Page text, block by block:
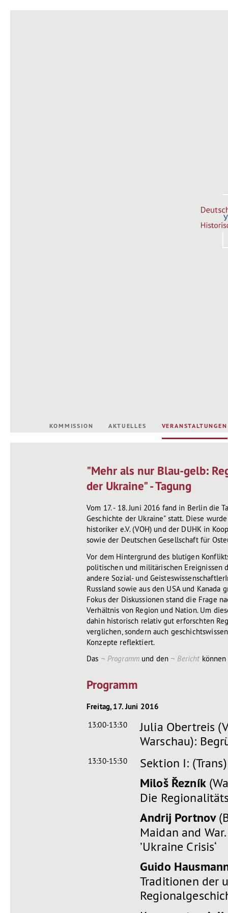
KOMMISSION AKTUELLES VERANSTALTUNGEN
"Mehr als nur Blau-gelb:
der Ukraine" - Tagung
Vom 17. - 18. Juni 2016 fand in Berlin die
Geschichte der Ukraine" statt. Diese
historiker e.V. (VOH) und der DUHK in
sowie der Deutschen Gesellschaft für
Vor dem Hintergrund des blutigen
politischen und militärischen Ereignissen
andere Sozial- und
Russland sowie aus den USA und
Fokus der Diskussionen stand die Frage
Verhältnis von Region und Nation. Um
dahin historisch relativ gut erforschten
verglichen, sondern auch
Konzepte reflektiert.
Das
Programmund den Bericht
Programm
Freitag, 17. Juni 2016
13:00-13:30
Julia Obertreis
Warschau):
13:30-15:30 Sektion I:
Miloš Řezník
Die
Andrij Portnov
Maidan and
’Ukraine Crisis‘
Guido
Traditionen der